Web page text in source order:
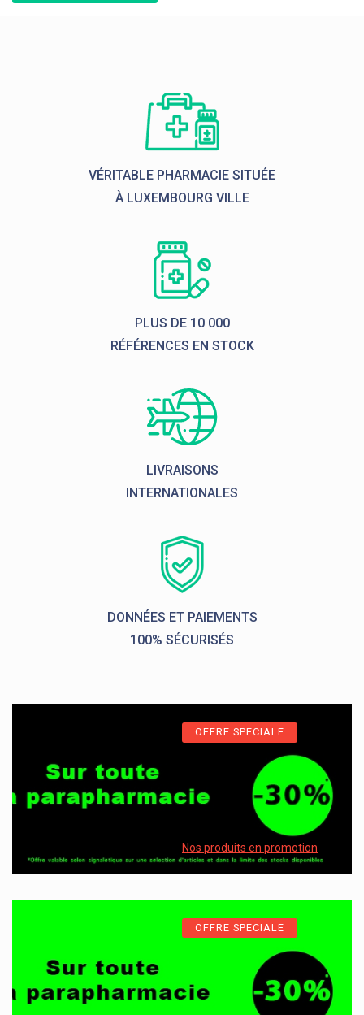
VÉRITABLE PHARMACIE SITUÉE
À LUXEMBOURG VILLE
PLUS DE 10 000
RÉFÉRENCES EN STOCK
LIVRAISONS
INTERNATIONALES
DONNÉES ET PAIEMENTS
100% SÉCURISÉS
OFFRE SPECIALE
Nos produits en promotion
OFFRE SPECIALE